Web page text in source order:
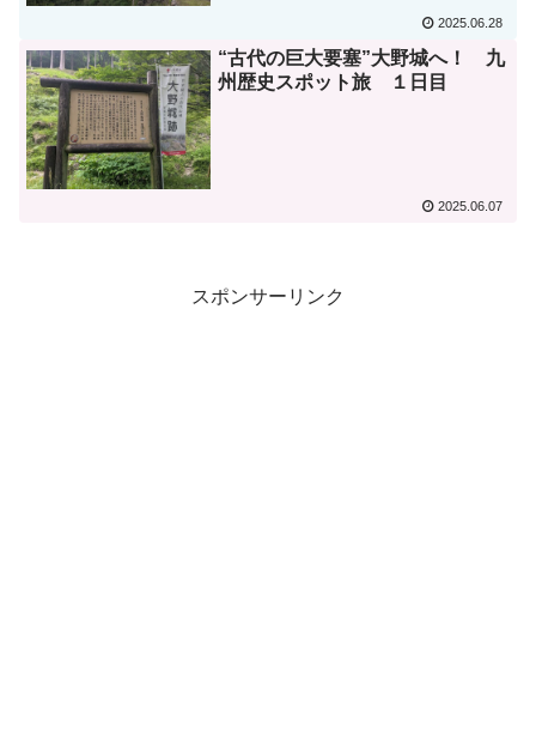
2025.06.28
“古代の巨大要塞”大野城へ！ 九
州歴史スポット旅 １日目
2025.06.07
スポンサーリンク